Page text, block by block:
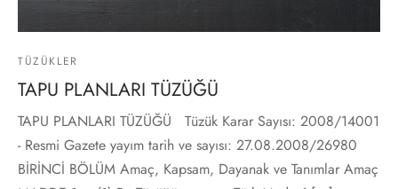
TÜZÜKLER
TAPU PLANLARI TÜZÜĞÜ
TAPU PLANLARI TÜZÜĞÜ Tüzük Karar Sayısı: 2008/14001
- Resmi Gazete yayım tarih ve sayısı: 27.08.2008/26980
BİRİNCİ BÖLÜM Amaç, Kapsam, Dayanak ve Tanımlar Amaç